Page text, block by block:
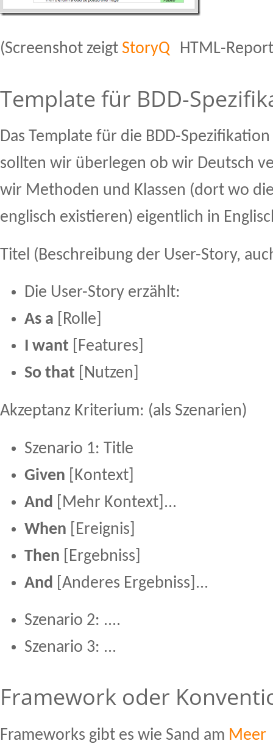
(Screenshot zeigt StoryQ HTML-
Template für BDD-
Das Template für die BDD-
sollten wir überlegen ob wir Deutsch
wir Methoden und Klassen (dort wo
englisch existieren) eigentlich in
Titel (Beschreibung der User-Story,
Die User-Story erzählt:
As a [Rolle]
I want
[Features]
So that [Nutzen]
Akzeptanz Kriterium: (als Szenarien)
Szenario 1: Title
Given [Kontext]
And [Mehr Kontext]...
When [Ereignis]
Then [Ergebniss]
And [Anderes Ergebniss]...
Szenario 2: ....
Szenario 3: ...
Framework oder
Frameworks gibt es wie Sand am Meer